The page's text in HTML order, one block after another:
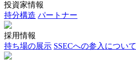
投資家情報
持分構造 パートナー
採用情報
持ち場の展示 SSECへの参入について